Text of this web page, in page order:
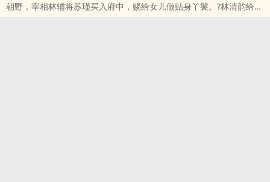
本站提示：各位书友要是觉得《互为囚宠gl》还不错的话请不要忘记
朝野，宰相林辅将苏瑾买入府中，赐给女儿做贴身丫鬟。?林清韵给苏